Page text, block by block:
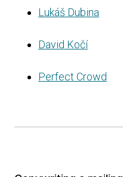
Lukáš Dubina
David Kočí
Perfect Crowd